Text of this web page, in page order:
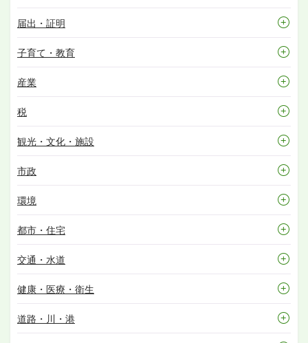
届出・証明
子育て・教育
産業
税
観光・文化・施設
市政
環境
都市・住宅
交通・水道
健康・医療・衛生
道路・川・港